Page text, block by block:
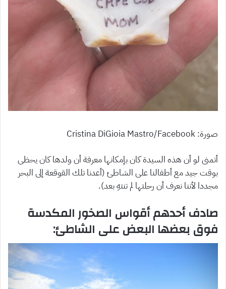
صورة: Cristina DiGioia Mastro/Facebook
أتمنى لو أن هذه السيدة كان بإمكانها معرفة أن ولدها كان يحظى
بوقت جيد مع أطفالنا على الشاطئ (أعدنا تلك القوقعة إلى البحر
مجددا لأننا نعرف أن رحلتها لم تنتهِ بعد).
صادف أحدهم أقواس الصخور المكدسة
فوق بعضها البعض على الشاطئ: